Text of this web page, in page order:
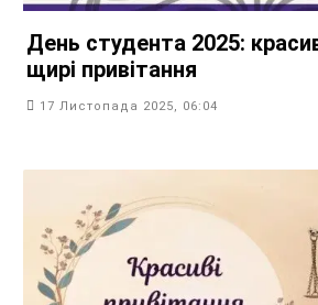
День студента 2025:
щирі привітання
17 Листопада 2025, 06:04